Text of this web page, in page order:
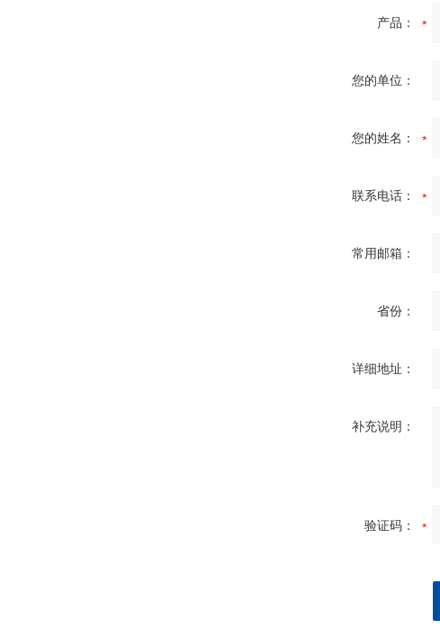
产品：
您的单位：
您的姓名：
联系电话：
常用邮箱：
省份：
详细地址：
补充说明：
验证码：